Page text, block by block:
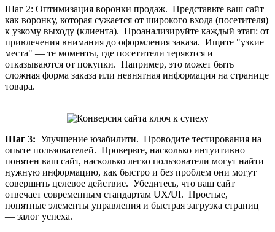
Шаг 2: Оптимизация воронки продаж. Представьте ваш сайт
как воронку, которая сужается от широкого входа (посетителя)
к узкому выходу (клиента). Проанализируйте каждый этап: от
привлечения внимания до оформления заказа. Ищите "узкие
места" — те моменты, где посетители теряются и
отказываются от покупки. Например, это может быть
сложная форма заказа или невнятная информация на странице
товара.
Шаг 3: Улучшение юзабилити. Проводите тестирования на
опыте пользователей. Проверьте, насколько интуитивно
понятен ваш сайт, насколько легко пользователи могут найти
нужную информацию, как быстро и без проблем они могут
совершить целевое действие. Убедитесь, что ваш сайт
отвечает современным стандартам UX/UI. Простые,
понятные элементы управления и быстрая загрузка страниц
— залог успеха.